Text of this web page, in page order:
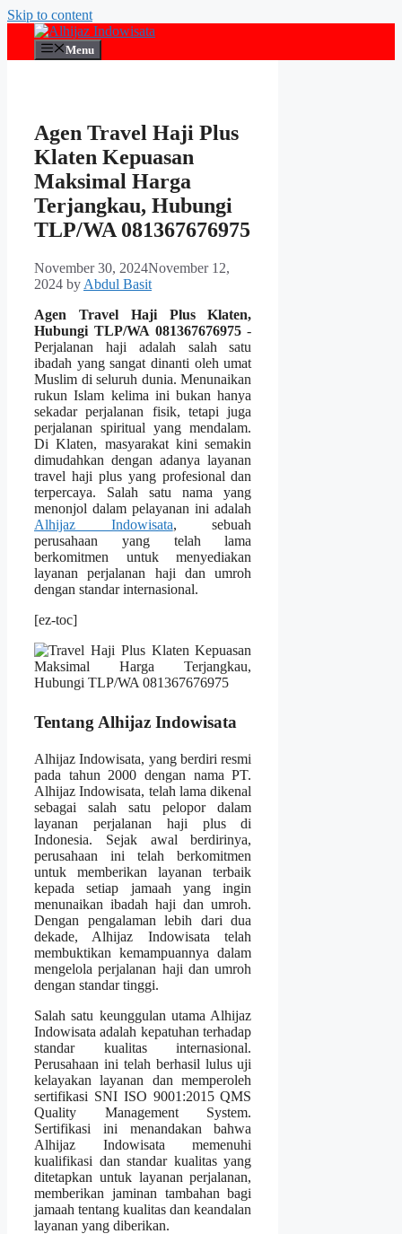
Skip to content
Menu
Agen Travel Haji Plus
Klaten Kepuasan
Maksimal Harga
Terjangkau, Hubungi
TLP/WA 081367676975
November 30, 2024November 12,
2024 by Abdul Basit
Agen Travel Haji Plus Klaten,
Hubungi TLP/WA 081367676975-
Perjalanan haji adalah salah satu
ibadah yang sangat dinanti oleh umat
Muslim di seluruh dunia. Menunaikan
rukun Islam kelima ini bukan hanya
sekadar perjalanan fisik, tetapi juga
perjalanan spiritual yang mendalam.
Di Klaten, masyarakat kini semakin
dimudahkan dengan adanya layanan
travel haji plus yang profesional dan
terpercaya. Salah satu nama yang
menonjol dalam pelayanan ini adalah
Alhijaz Indowisata, sebuah
perusahaan yang telah lama
berkomitmen untuk menyediakan
layanan perjalanan haji dan umroh
dengan standar internasional.
[ez-toc]
Tentang Alhijaz Indowisata
Alhijaz Indowisata, yang berdiri resmi
pada tahun 2000 dengan nama PT.
Alhijaz Indowisata, telah lama dikenal
sebagai salah satu pelopor dalam
layanan perjalanan haji plus di
Indonesia. Sejak awal berdirinya,
perusahaan ini telah berkomitmen
untuk memberikan layanan terbaik
kepada setiap jamaah yang ingin
menunaikan ibadah haji dan umroh.
Dengan pengalaman lebih dari dua
dekade, Alhijaz Indowisata telah
membuktikan kemampuannya dalam
mengelola perjalanan haji dan umroh
dengan standar tinggi.
Salah satu keunggulan utama Alhijaz
Indowisata adalah kepatuhan terhadap
standar kualitas internasional.
Perusahaan ini telah berhasil lulus uji
kelayakan layanan dan memperoleh
sertifikasi SNI ISO 9001:2015 QMS
Quality Management System.
Sertifikasi ini menandakan bahwa
Alhijaz Indowisata memenuhi
kualifikasi dan standar kualitas yang
ditetapkan untuk layanan perjalanan,
memberikan jaminan tambahan bagi
jamaah tentang kualitas dan keandalan
layanan yang diberikan.